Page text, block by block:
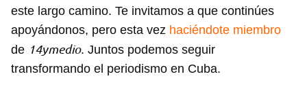
este largo camino. Te invitamos a que continúes
apoyándonos, pero esta vez haciéndote miembro
de 14ymedio. Juntos podemos seguir
transformando el periodismo en Cuba.